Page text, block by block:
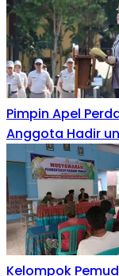
Pimpin Apel
Anggota Hadir
Kelompok